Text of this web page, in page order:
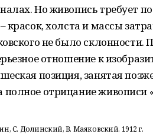
Но живопись требует
холста и массы
не было склонности.
отношение к
позиция, занятая
отрицание живописи
С. Долинский, В. Маяковский. 1912 г.